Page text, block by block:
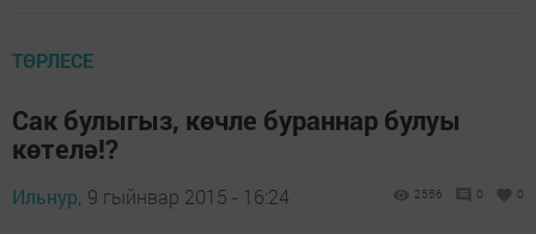
ТӨРЛЕСЕ
Сак булыгыз, көчле бураннар булуы
көтелә!?
Ильнур, 9 гыйнвар 2015 - 16:24 2556 0 0